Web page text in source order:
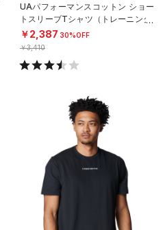
UAパフォーマンスコットン ショー
トスリーブTシャツ（トレーニング/
MEN）
￥2,387 30%OFF
￥3,410